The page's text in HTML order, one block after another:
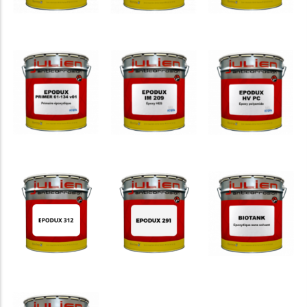
FERROCOTE
EPODUX
ZINC 62-
208
EPODUX
UW 81-
96
EPODUX
PRIMER
61-134
EPODUX
IM 209
EPODUX
HV PC